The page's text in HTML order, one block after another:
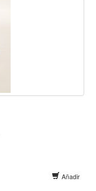
Añadir